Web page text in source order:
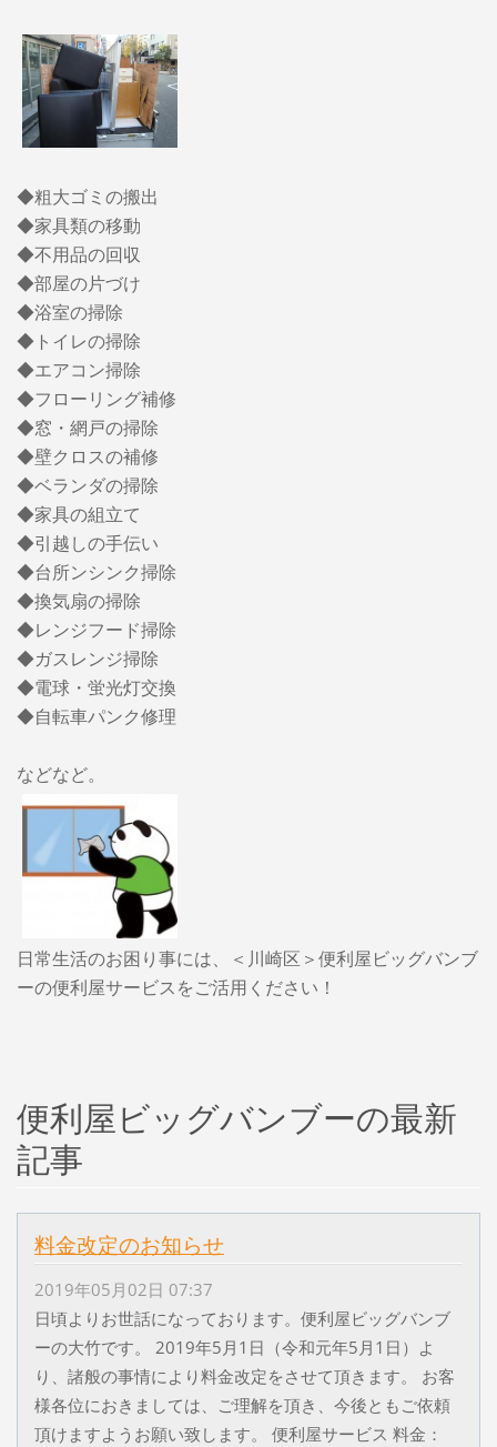
◆粗大ゴミの搬出
◆家具類の移動
◆不用品の回収
◆部屋の片づけ
◆浴室の掃除
◆トイレの掃除
◆エアコン掃除
◆フローリング補修
◆窓・網戸の掃除
◆壁クロスの補修
◆ベランダの掃除
◆家具の組立て
◆引越しの手伝い
◆台所ンシンク掃除
◆換気扇の掃除
◆レンジフード掃除
◆ガスレンジ掃除
◆電球・蛍光灯交換
◆自転車パンク修理
などなど。
日常生活のお困り事には、＜川崎区＞便利屋ビッグバンブ
ーの便利屋サービスをご活用ください！
便利屋ビッグバンブーの最新
記事
料金改定のお知らせ
2019年05月02日 07:37
日頃よりお世話になっております。便利屋ビッグバンブ
ーの大竹です。 2019年5月1日（令和元年5月1日）よ
り、諸般の事情により料金改定をさせて頂きます。 お客
様各位におきましては、ご理解を頂き、今後ともご依頼
頂けますようお願い致します。 便利屋サービス 料金：